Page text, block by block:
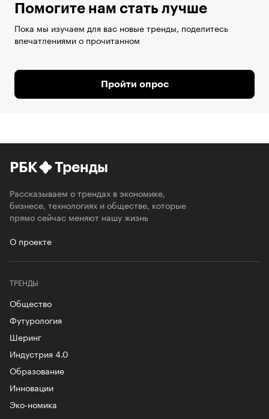
Помогите нам стать лучше
Пока мы изучаем для вас новые тренды, поделитесь
впечатлениями о прочитанном
Пройти опрос
РБК Тренды
Рассказываем о трендах в экономике,
бизнесе, технологиях и обществе, которые
прямо сейчас меняют нашу жизнь
О проекте
ТРЕНДЫ
Общество
Футурология
Шеринг
Индустрия 4.0
Образование
Инновации
Эко-номика